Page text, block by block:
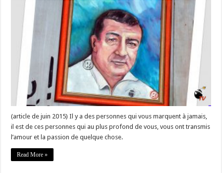
L’ETERNU »
–
Marcel
Lorenzoni
#Corse
(article de juin 2015) Il y a des personnes qui vous marquent à jamais,
il est de ces personnes qui au plus profond de vous, vous ont transmis
l’amour et la passion de quelque chose.
Read More »